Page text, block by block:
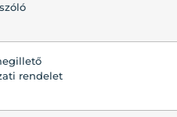
rendelet